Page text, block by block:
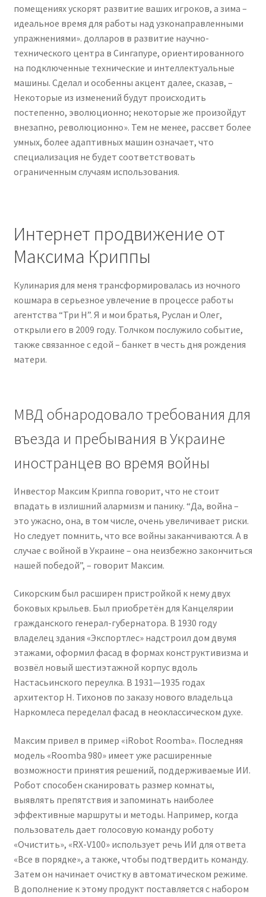
помещениях ускорят развитие ваших игроков, а зима –
идеальное время для работы над узконаправленными
упражнениями». ​​долларов в развитие научно-
технического центра в Сингапуре, ориентированного
на подключенные технические и интеллектуальные
машины. Сделал и особенны акцент далее, сказав, –
Некоторые из изменений будут происходить
постепенно, эволюционно; некоторые же произойдут
внезапно, революционно». Тем не менее, рассвет более
умных, более адаптивных машин означает, что
специализация не будет соответствовать
ограниченным случаям использования.
Интернет продвижение от
Максима Криппы
Кулинария для меня трансформировалась из ночного
кошмара в серьезное увлечение в процессе работы
агентства “Три Н”. Я и мои братья, Руслан и Олег,
открыли его в 2009 году. Толчком послужило событие,
также связанное с едой – банкет в честь дня рождения
матери.
МВД обнародовало требования для
въезда и пребывания в Украине
иностранцев во время войны
Инвестор Максим Криппа говорит, что не стоит
впадать в излишний алармизм и панику. “Да, война –
это ужасно, она, в том числе, очень увеличивает риски.
Но следует помнить, что все войны заканчиваются. А в
случае с войной в Украине – она неизбежно закончиться
нашей победой”, – говорит Максим.
Сикорским был расширен пристройкой к нему двух
боковых крыльев. Был приобретён для Канцелярии
гражданского генерал-губернатора. В 1930 году
владелец здания «Экспортлес» надстроил дом двумя
этажами, оформил фасад в формах конструктивизма и
возвёл новый шестиэтажной корпус вдоль
Настасьинского переулка. В 1931—1935 годах
архитектор Н. Тихонов по заказу нового владельца
Наркомлеса переделал фасад в неоклассическом духе.
Максим привел в пример «iRobot Roomba». Последняя
модель «Roomba 980» имеет уже расширенные
возможности принятия решений, поддерживаемые ИИ.
Робот способен сканировать размер комнаты,
выявлять препятствия и запоминать наиболее
эффективные маршруты и методы. Например, когда
пользователь дает голосовую команду роботу
«Очистить», «RX-V100» использует речь ИИ для ответа
«Все в порядке», а также, чтобы подтвердить команду.
Затем он начинает очистку в автоматическом режиме.
В дополнение к этому продукт поставляется с набором